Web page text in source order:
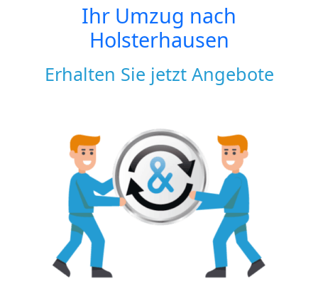
Ihr Umzug nach
Holsterhausen
Erhalten Sie jetzt Angebote